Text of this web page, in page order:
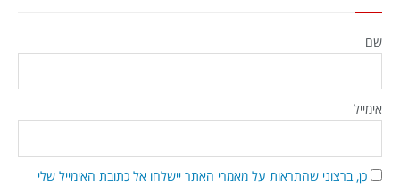
שם
אימייל
כן, ברצוני שהתראות על מאמרי האתר יישלחו אל כתובת האימייל שלי